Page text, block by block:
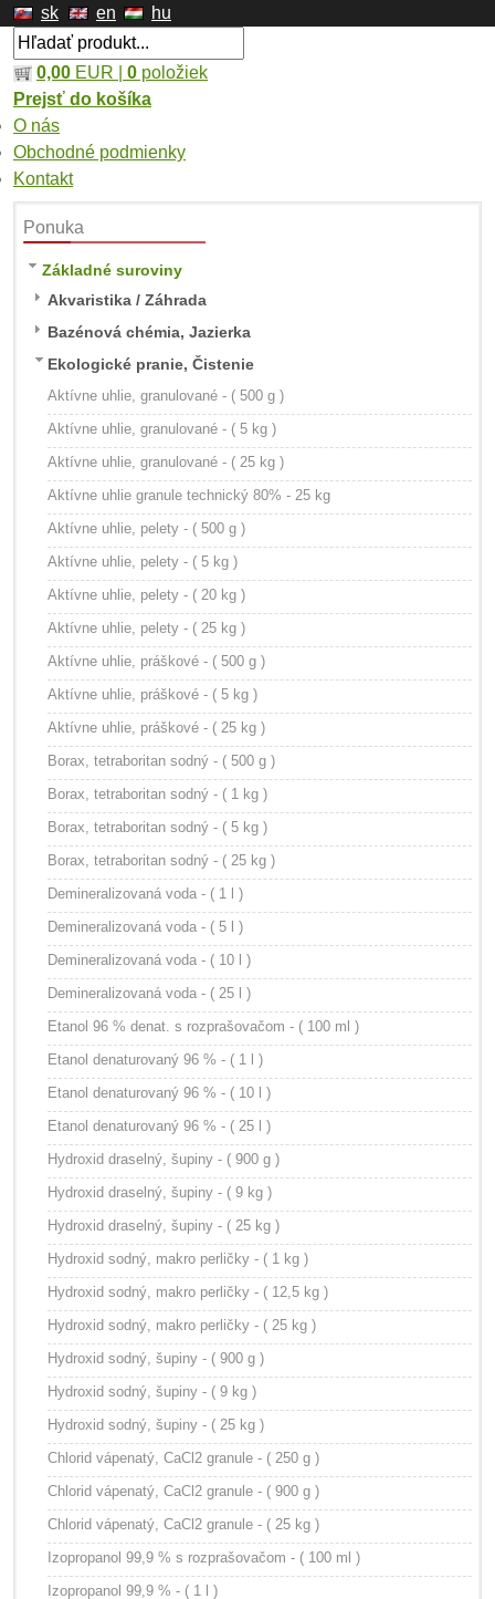
sk en hu
0,00 EUR | 0 položiek
Prejsť do košíka
O nás
Obchodné podmienky
Kontakt
Ponuka
Základné suroviny
Akvaristika / Záhrada
Bazénová chémia, Jazierka
Ekologické pranie, Čistenie
Aktívne uhlie, granulované - ( 500 g )
Aktívne uhlie, granulované - ( 5 kg )
Aktívne uhlie, granulované - ( 25 kg )
Aktívne uhlie granule technický 80% - 25 kg
Aktívne uhlie, pelety - ( 500 g )
Aktívne uhlie, pelety - ( 5 kg )
Aktívne uhlie, pelety - ( 20 kg )
Aktívne uhlie, pelety - ( 25 kg )
Aktívne uhlie, práškové - ( 500 g )
Aktívne uhlie, práškové - ( 5 kg )
Aktívne uhlie, práškové - ( 25 kg )
Borax, tetraboritan sodný - ( 500 g )
Borax, tetraboritan sodný - ( 1 kg )
Borax, tetraboritan sodný - ( 5 kg )
Borax, tetraboritan sodný - ( 25 kg )
Demineralizovaná voda - ( 1 l )
Demineralizovaná voda - ( 5 l )
Demineralizovaná voda - ( 10 l )
Demineralizovaná voda - ( 25 l )
Etanol 96 % denat. s rozprašovačom - ( 100 ml )
Etanol denaturovaný 96 % - ( 1 l )
Etanol denaturovaný 96 % - ( 10 l )
Etanol denaturovaný 96 % - ( 25 l )
Hydroxid draselný, šupiny - ( 900 g )
Hydroxid draselný, šupiny - ( 9 kg )
Hydroxid draselný, šupiny - ( 25 kg )
Hydroxid sodný, makro perličky - ( 1 kg )
Hydroxid sodný, makro perličky - ( 12,5 kg )
Hydroxid sodný, makro perličky - ( 25 kg )
Hydroxid sodný, šupiny - ( 900 g )
Hydroxid sodný, šupiny - ( 9 kg )
Hydroxid sodný, šupiny - ( 25 kg )
Chlorid vápenatý, CaCl2 granule - ( 250 g )
Chlorid vápenatý, CaCl2 granule - ( 900 g )
Chlorid vápenatý, CaCl2 granule - ( 25 kg )
Izopropanol 99,9 % s rozprašovačom - ( 100 ml )
Izopropanol 99,9 % - ( 1 l )